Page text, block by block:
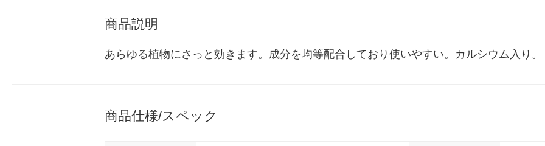
商品説明
あらゆる植物にさっと効きます。成分を均等配合しており使いやすい。カルシウム入り。
商品仕様/スペック